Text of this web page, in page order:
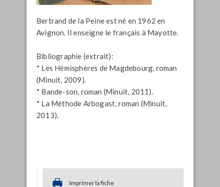
Bertrand de la Peine est né en 1962 en
Avignon. Il enseigne le français à Mayotte.
Bibliographie (extrait):
* Les Hémisphères de Magdebourg, roman
(Minuit, 2009).
* Bande-son, roman (Minuit, 2011).
* La Méthode Arbogast, roman (Minuit,
2013).
Imprimer la fiche